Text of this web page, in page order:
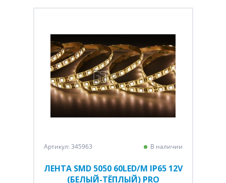
Артикул: 345963 В наличии
ЛЕНТА SMD 5050 60LED/M IP65 12V
(БЕЛЫЙ-ТЁПЛЫЙ) PRO